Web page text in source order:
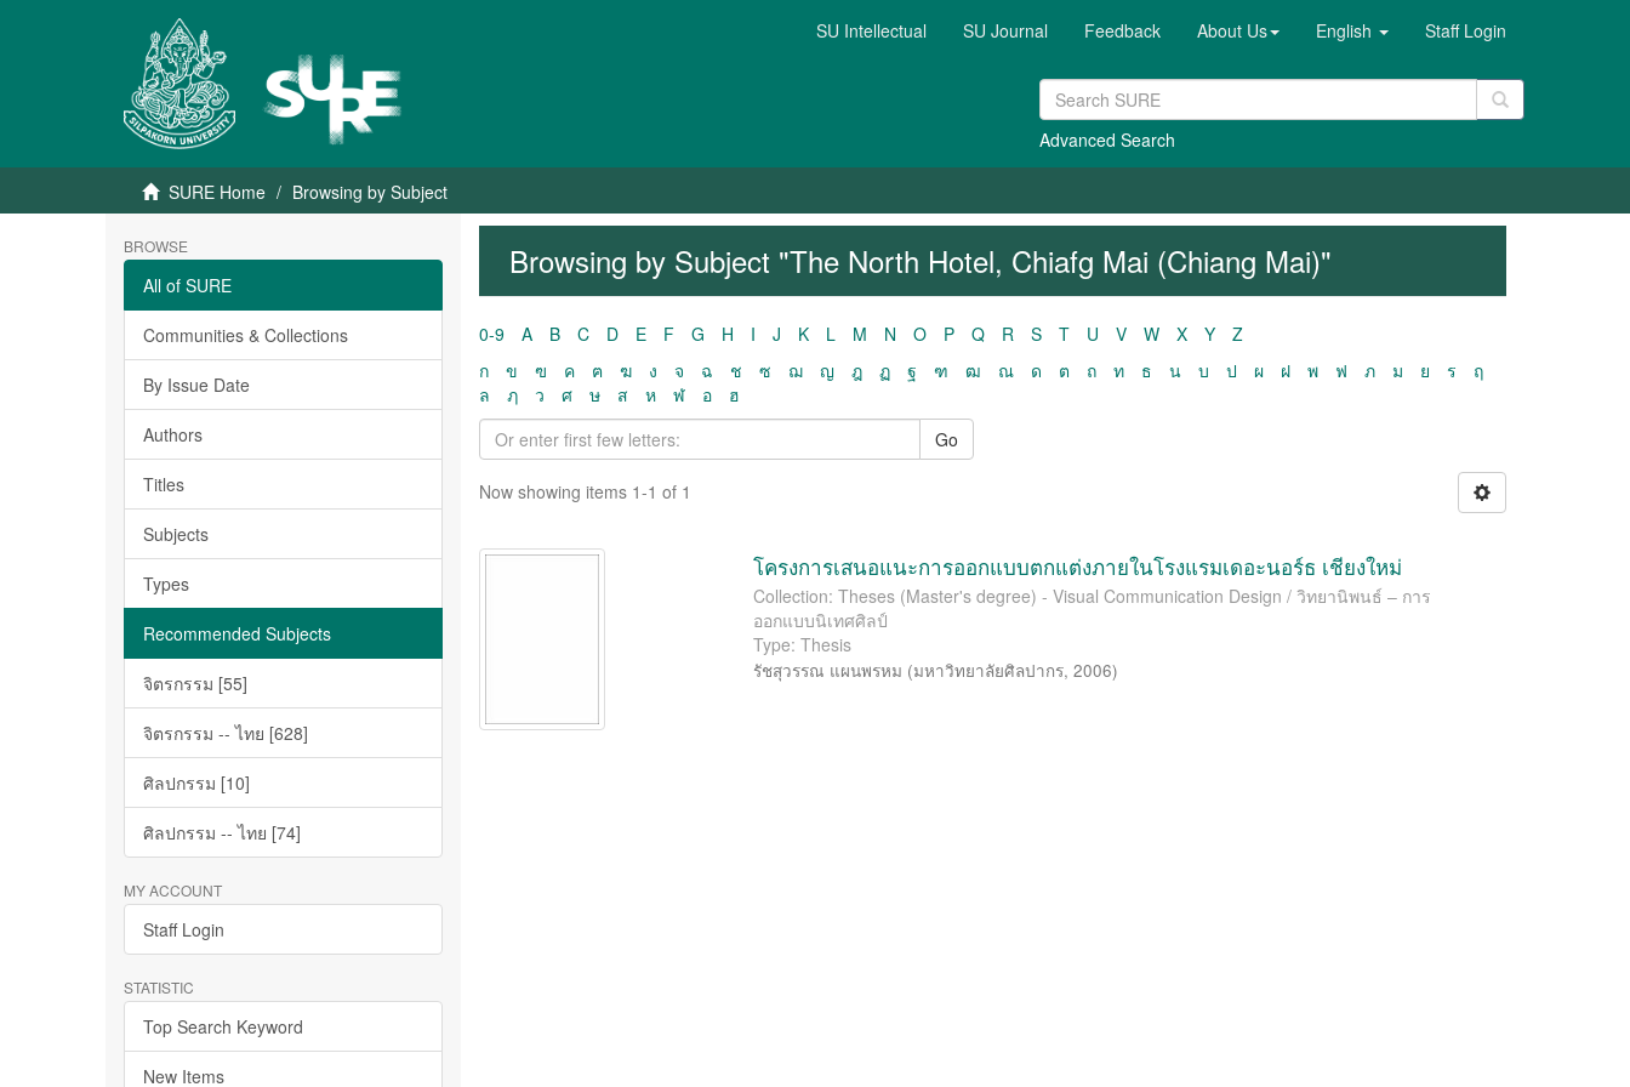
SU Intellectual SU Journal Feedback About Us English Staff Login
Advanced Search
SURE Home Browsing by Subject
BROWSE
All of SURE
Communities & Collections
By Issue Date
Authors
Titles
Subjects
Types
Recommended Subjects
จิตรกรรม [55]
จิตรกรรม -- ไทย [628]
ศิลปกรรม [10]
ศิลปกรรม -- ไทย [74]
MY ACCOUNT
Staff Login
STATISTIC
Top Search Keyword
New Items
Browsing by Subject "The North Hotel, Chiafg Mai (Chiang Mai)"
0-9 A B C D E F G H I J K L M N O P Q R S T U V W X Y
Z
ก
ข ฃ ค ฅ ฆ ง จ ฉ ช ซ ฌ ญ ฎ ฏ ฐ ฑ ฒ ณ ด ต ถ ท ธ น บ ป ผ ฝ พ ฟ ภ ม ย ร
ฤ
ล
ฦ ว ศ ษ ส ห ฬ อ
ฮ
Go
Now showing items 1-1 of 1
โครงการเสนอแนะการออกแบบตกแต่งภายในโรงแรมเดอะนอร์ธ เชียงใหม่
Collection: Theses (Master's degree) - Visual Communication Design / วิทยานิพนธ์ – การ
ออกแบบนิเทศศิลป์
Type: Thesis
รัชสุวรรณ แผนพรหม (มหาวิทยาลัยศิลปากร,2006)